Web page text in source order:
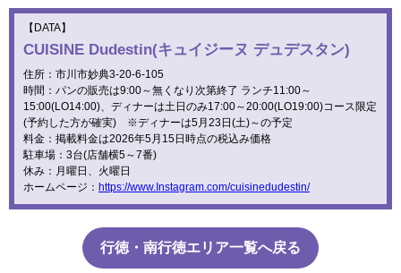
【DATA】
CUISINE Dudestin(キュイジーヌ デュデスタン)
住所：市川市妙典3-20-6-105
時間：パンの販売は9:00～無くなり次第終了 ランチ11:00～
15:00(LO14:00)、ディナーは土日のみ17:00～20:00(LO19:00)コース限定
(予約した方が確実) ※ディナーは5月23日(土)～の予定
料金：掲載料金は2026年5月15日時点の税込み価格
駐車場：3台(店舗横5～7番)
休み：月曜日、火曜日
ホームページ： https://www.Instagram.com/cuisinedudestin/
行徳・南行徳エリア一覧へ戻る